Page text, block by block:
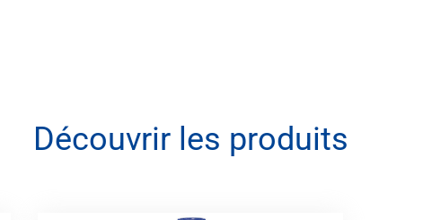
Découvrir les produits